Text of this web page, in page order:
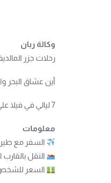
وكالة ربان
رحلات جزر
أين عشاق البحر
7 ليالي في فيلا على الشاطئ في منتجع وسبا سنتارا راس فوشي المالديف
معلومات
السفر مع
النقل بالقارب
السعر للشخص الواحد: 7500